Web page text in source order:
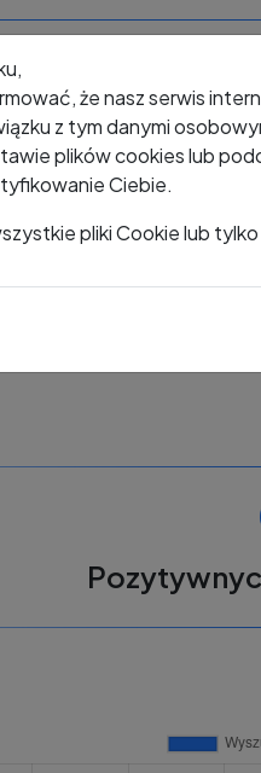
+48
że nasz serwis
z tym danymi
plików cookies lub
Ciebie.
pliki Cookie lub